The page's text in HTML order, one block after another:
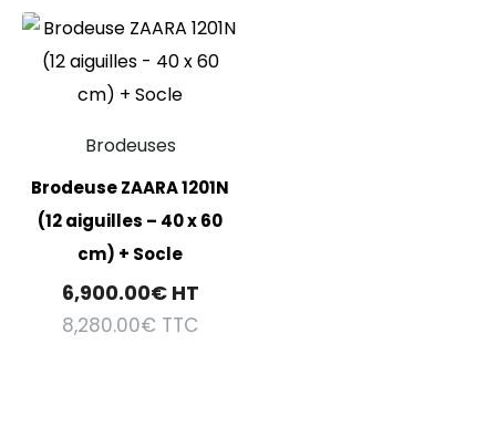
Brodeuses
Brodeuse ZAARA 1201N
(12 aiguilles – 40 x 60
cm) + Socle
6,900.00€HT
8,280.00€ TTC